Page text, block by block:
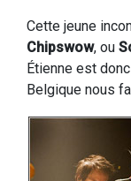
Cette jeune
Chipswow, ou
Étienne est
Belgique nous